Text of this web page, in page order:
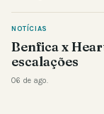
NOTÍCIAS
Benfica x
escalações
06 de ago.